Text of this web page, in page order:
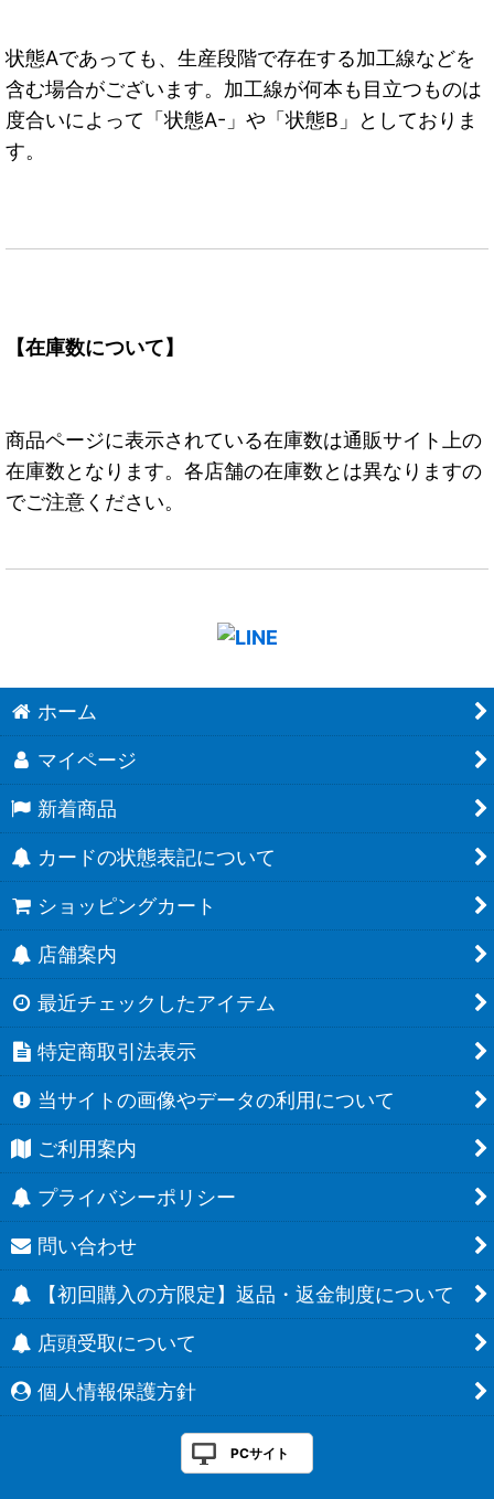
状態Aであっても、生産段階で存在する加工線などを
含む場合がございます。加工線が何本も目立つものは
度合いによって「状態A-」や「状態B」としておりま
す。
【在庫数について】
商品ページに表示されている在庫数は通販サイト上の
在庫数となります。各店舗の在庫数とは異なりますの
でご注意ください。
ホーム
マイページ
新着商品
カードの状態表記について
ショッピングカート
店舗案内
最近チェックしたアイテム
特定商取引法表示
当サイトの画像やデータの利用について
ご利用案内
プライバシーポリシー
問い合わせ
【初回購入の方限定】返品・返金制度について
店頭受取について
個人情報保護方針
PCサイト